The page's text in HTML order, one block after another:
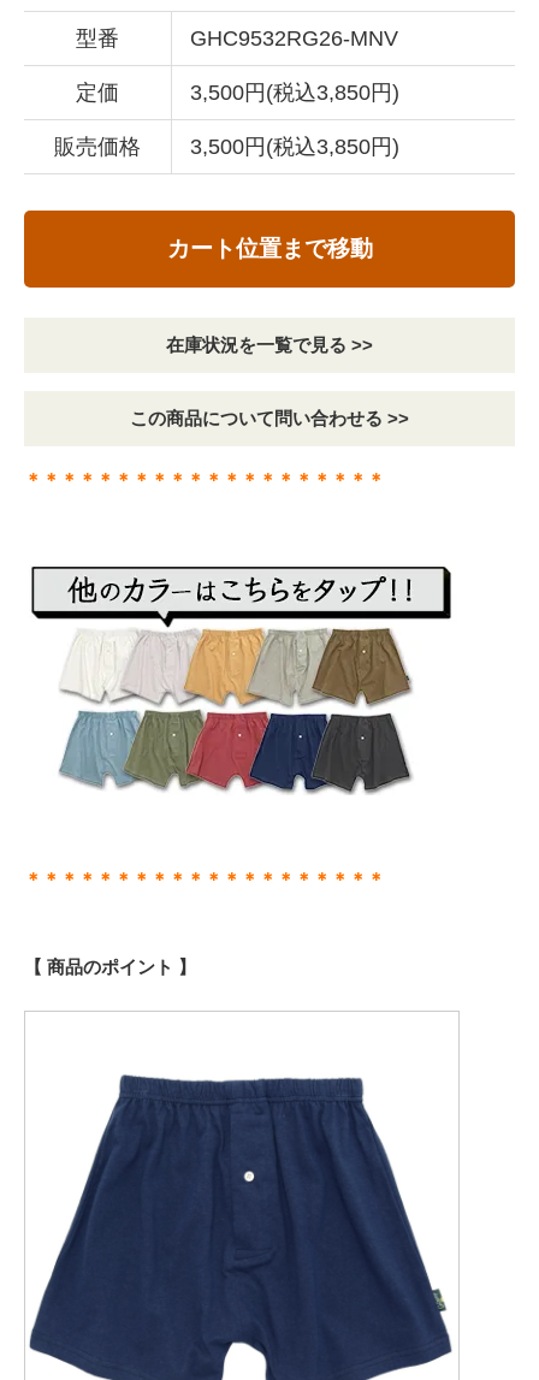
型番 GHC9532RG26-MNV
定価 3,500円(税込3,850円)
販売価格 3,500円(税込3,850円)
カート位置まで移動
在庫状況を一覧で見る >>
この商品について問い合わせる >>
＊＊＊＊＊＊＊＊＊＊＊＊＊＊＊＊＊＊＊＊
＊＊＊＊＊＊＊＊＊＊＊＊＊＊＊＊＊＊＊＊
【 商品のポイント 】